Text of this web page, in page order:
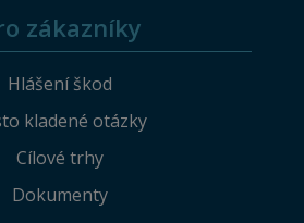
zákazníky
Hlášení škod
kladené otázky
Cílové trhy
Dokumenty